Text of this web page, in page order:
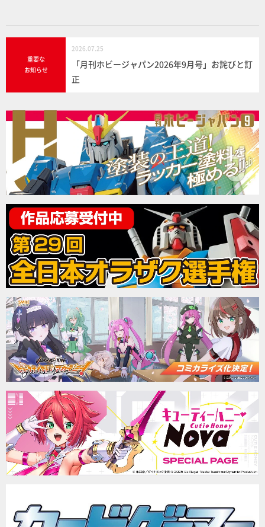
重要な
お知らせ
2026.07.25
「月刊ホビージャパン2026年9月号」お詫びと訂
正